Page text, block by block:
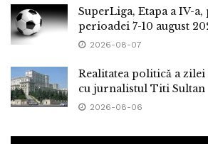
SuperLiga, Etapa a IV-
perioadei 7-10 august
2026-08-07
Realitatea politică a zilei
cu jurnalistul Titi Sultan
2026-08-06